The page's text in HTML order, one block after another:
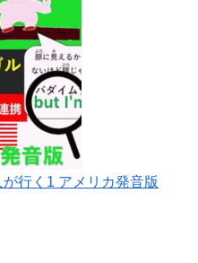
が行く1 アメリカ発音版